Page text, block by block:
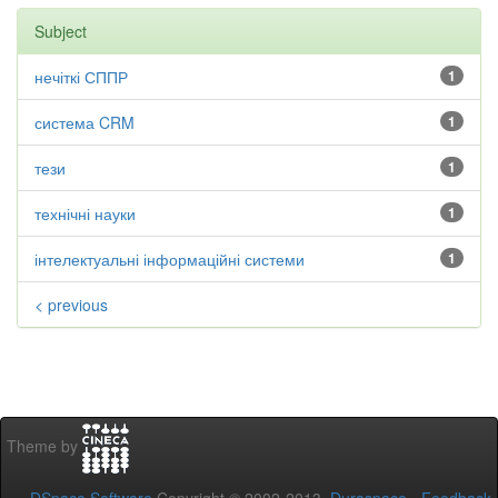
Subject
1
нечіткі СППР
1
система CRM
1
тези
1
технічні науки
1
інтелектуальні інформаційні системи
< previous
Theme by